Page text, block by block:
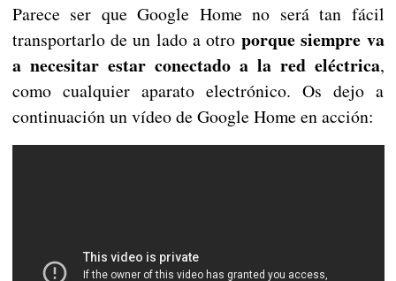
Parece ser que Google Home no será tan fácil
transportarlo de un lado a otro porque siempre va
a necesitar estar conectado a la red eléctrica,
como cualquier aparato electrónico. Os dejo a
continuación un vídeo de Google Home en acción: